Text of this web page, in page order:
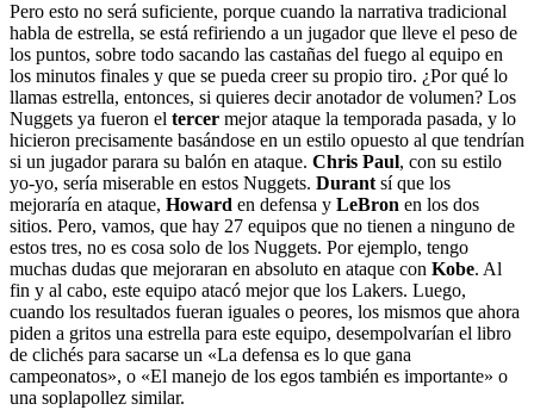
Pero esto no será suficiente, porque cuando la narrativa tradicional
habla de estrella, se está refiriendo a un jugador que lleve el peso de
los puntos, sobre todo sacando las castañas del fuego al equipo en
los minutos finales y que se pueda creer su propio tiro. ¿Por qué lo
llamas estrella, entonces, si quieres decir anotador de volumen? Los
Nuggets ya fueron el tercer mejor ataque la temporada pasada, y lo
hicieron precisamente basándose en un estilo opuesto al que tendrían
si un jugador parara su balón en ataque. Chris Paul, con su estilo
yo-yo, sería miserable en estos Nuggets. Durant sí que los
mejoraría en ataque, Howard en defensa y LeBron en los dos
sitios. Pero, vamos, que hay 27 equipos que no tienen a ninguno de
estos tres, no es cosa solo de los Nuggets. Por ejemplo, tengo
muchas dudas que mejoraran en absoluto en ataque con Kobe. Al
fin y al cabo, este equipo atacó mejor que los Lakers. Luego,
cuando los resultados fueran iguales o peores, los mismos que ahora
piden a gritos una estrella para este equipo, desempolvarían el libro
de clichés para sacarse un «La defensa es lo que gana
campeonatos», o «El manejo de los egos también es importante» o
una soplapollez similar.